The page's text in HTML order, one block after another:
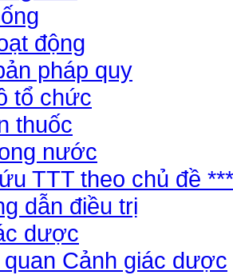
động
pháp quy
tổ chức
thuốc
nước
TTT theo chủ đề ***
dẫn điều trị
dược
Cảnh giác dược